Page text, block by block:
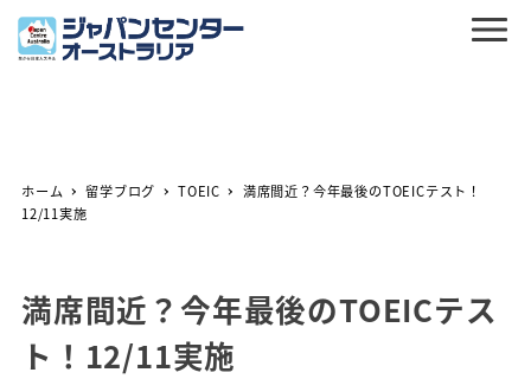
ホーム 留学ブログ TOEIC
満席間近？今年最後のTOEICテスト！
12/11実施
満席間近？今年最後のTOEICテス
ト！12/11実施